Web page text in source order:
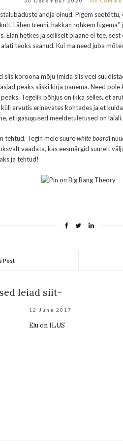
andja olnud. Pigem seetõttu,
Lähen trenni, hakkan rohkem lugema”
Elan hetkes ja selliselt plaane ei tee,
teoks saanud. Kui ma need juba
siis koroona mõju (mida siis veel
peaks siiski kirja panema. Need
Tegelik põhjus on ikka selles, et
arvutis erinevates kohtades ja et
et igasugused meeldetuletused on laiali.
tehtud. Tegin meie suurewhite boardi
vaadata, kas eesmärgid suurelt
ja tehtud!
Post
leiad siit-
12 June 2017
Elu on ILUS